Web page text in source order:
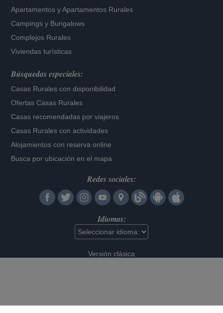
Apartamentos yApartamentos Rurales
Campings y Bungalows
Complejos Rurales
Viviendas turísticas
Búsquedas especiales:
Casas Rurales con disponibilidad
Ofertas Casas Rurales
Casas recomendadas por viajeros
Casas Rurales con actividades
Alojamientos con reserva online
Busca por ubicación en el mapa
Redes sociales:
Idiomas:
Versión clásica